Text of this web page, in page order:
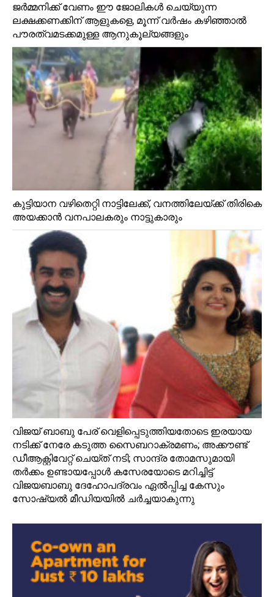
ജർമ്മനിക്ക് വേണം ഈ ജോലികൾ ചെയ്യുന്ന
ലക്ഷക്കണക്കിന് ആളുകളെ, മൂന്ന് വർഷം കഴിഞ്ഞാൽ
പൗരത്വമടക്കമുള്ള ആനുകൂല്യങ്ങളും
കുട്ടിയാന വഴിതെറ്റി നാട്ടിലേക്ക്, വനത്തിലേയ്ക്ക് തിരികെ
അയക്കാൻ വനപാലകരും നാട്ടുകാരും
വിജയ്‌ ബാബു പേര് വെളിപ്പെടുത്തിയതോടെ ഇരയായ
നടിക്ക് നേരേ കടുത്ത സൈബറാക്രമണം; അക്കൗണ്ട്‌
ഡീആക്റ്റിവേറ്റ് ചെയ്ത് നടി; സാന്ദ്ര തോമസുമായി
തര്‍ക്കം ഉണ്ടായപ്പോള്‍ കസേരയോടെ മറിച്ചിട്ട്
വിജയബാബു ദേഹോപദ്രവം ഏല്‍പ്പിച്ച കേസും
സോഷ്യല്‍ മീഡിയയില്‍ ചര്‍ച്ചയാകുന്നു